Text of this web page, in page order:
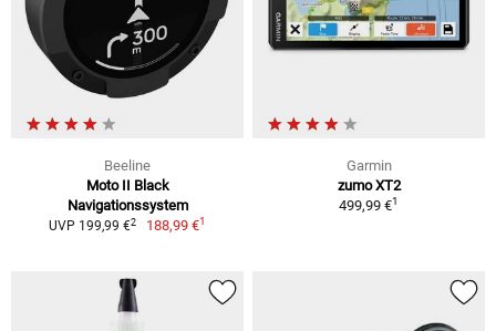
Beeline
Moto II Black
Navigationssystem
UVP 199,99 €2 188,99 €1
Garmin
zumo XT2
499,99 €1